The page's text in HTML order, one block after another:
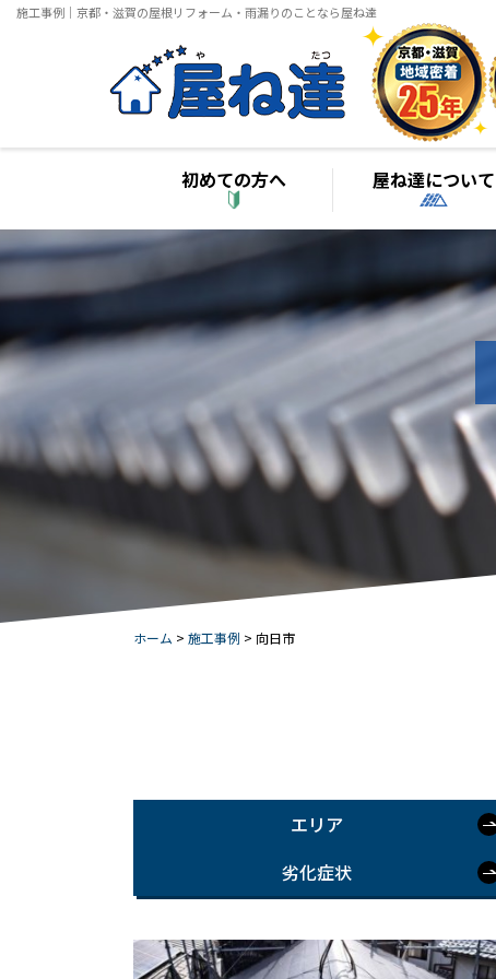
施工事例｜京都・滋賀の屋根リフォーム・雨漏りのことなら屋ね達
初めての方へ 屋ね達について
ホーム > 施工事例 > 向日市
エリア
劣化症状